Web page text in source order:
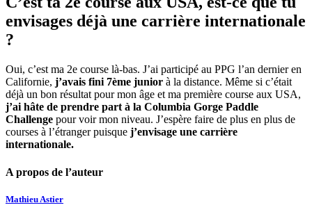
envisages déjà une carrière internationale
?
Oui, c’est ma 2e course là-bas. J’ai participé au PPG l’an dernier en
Californie, j’avais fini 7ème junior à la distance. Même si c’était
déjà un bon résultat pour mon âge et ma première course aux USA,
j’ai hâte de prendre part à la Columbia Gorge Paddle
Challenge pour voir mon niveau. J’espère faire de plus en plus de
courses à l’étranger puisque j’envisage une carrière
internationale.
A propos de l’auteur
Mathieu Astier